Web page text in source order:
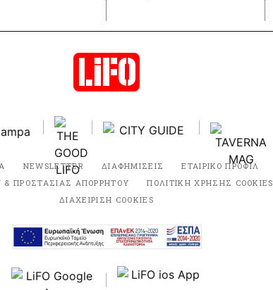
NEWSLETTER ΔΙΑΦΗΜΙΣΕΙΣ ΕΤΑΙΡΙΚΟ ΠΡΟΦΙΛ
& ΠΡΟΣΤΑΣΙΑΣ ΑΠΟΡΡΗΤΟΥ
ΠΟΛΙΤΙΚΗ ΧΡΗΣΗΣ COOKIES
ΔΙΑΧΕΙΡΙΣΗ COOKIES